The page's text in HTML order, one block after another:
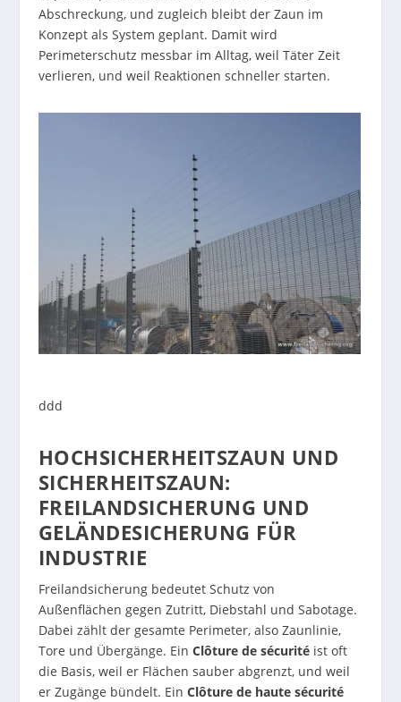
Abschreckung, und zugleich bleibt der Zaun im
Konzept als System geplant. Damit wird
Perimeterschutz messbar im Alltag, weil Täter Zeit
verlieren, und weil Reaktionen schneller starten.
ddd
HOCHSICHERHEITSZAUN UND
SICHERHEITSZAUN:
FREILANDSICHERUNG UND
GELÄNDESICHERUNG FÜR
INDUSTRIE
Freilandsicherung bedeutet Schutz von
Außenflächen gegen Zutritt, Diebstahl und Sabotage.
Dabei zählt der gesamte Perimeter, also Zaunlinie,
Tore und Übergänge. Ein Clôture de sécuritéist oft
die Basis, weil er Flächen sauber abgrenzt, und weil
er Zugänge bündelt. Ein Clôture de haute sécurité